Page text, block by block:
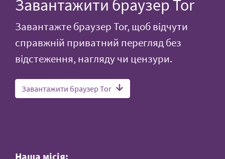
Завантажити браузер Tor
Завантажте браузер Tor, щоб відчути
справжній приватний перегляд без
відстеження, нагляду чи цензури.
Завантажити браузер Tor
Наша місія: